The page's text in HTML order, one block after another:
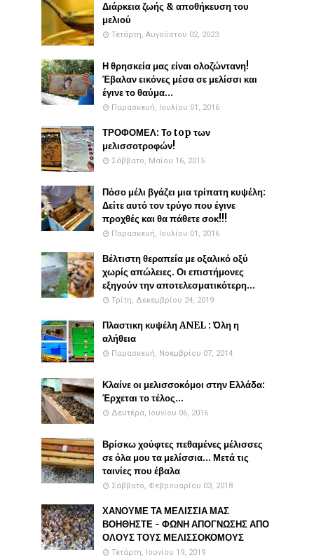
Διάρκεια ζωής & αποθήκευση του
μελιού
Τετάρτη, Αυγούστου 02, 2023
Η θρησκεία μας είναι ολοζώντανη!
Έβαλαν εικόνες μέσα σε μελίσσι και
έγινε το θαύμα...
Παρασκευή, Ιουλίου 01, 2016
ΤΡΟΦΟΜΕΛ: Το top των
μελισσοτροφών!
Σάββατο, Μαΐου 16, 2015
Πόσο μέλι βγάζει μια τρίπατη κυψέλη:
Δείτε αυτό τον τρύγο που έγινε
προχθές και θα πάθετε σοκ!!!
Παρασκευή, Ιουλίου 01, 2016
Βέλτιστη θεραπεία με οξαλικό οξύ
χωρίς απώλειες. Οι επιστήμονες
εξηγούν την αποτελεσματικότερη...
Τρίτη, Δεκεμβρίου 24, 2019
Πλαστικη κυψέλη ANEL : Όλη η
αλήθεια
Παρασκευή, Νοεμβρίου 07, 2014
Κλαίνε οι μελισσοκόμοι στην Ελλάδα:
Έρχεται το τέλος...
Δευτέρα, Ιουνίου 06, 2016
Βρίσκω χούφτες πεθαμένες μέλισσες
σε όλα μου τα μελίσσια... Μετά τις
ταινίες που έβαλα
Σάββατο, Φεβρουαρίου 03, 2018
ΧΑΝΟΥΜΕ ΤΑ ΜΕΛΙΣΣΙΑ ΜΑΣ
ΒΟΗΘΗΣΤΕ - ΦΩΝΗ ΑΠΟΓΝΩΣΗΣ ΑΠΟ
ΟΛΟΥΣ ΤΟΥΣ ΜΕΛΙΣΣΟΚΟΜΟΥΣ
Τετάρτη, Ιουνίου 19, 2019